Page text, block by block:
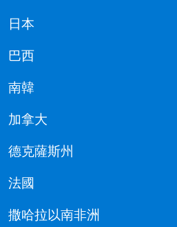
日本
巴西
南韓
加拿大
德克薩斯州
法國
撒哈拉以南非洲